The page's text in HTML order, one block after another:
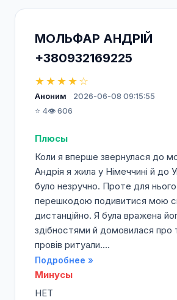
МОЛЬФАР АНДРІЙ
+380932169225
★★★★☆
Аноним
2026-06-08 09:15:55
⭐ 4👁️ 606
Плюсы
Коли я вперше звернулася до
Андрія я жила у Німеччині й до
було незручно. Проте для
перешкодою подивитися мою
дистанційно. Я була вражена
здібностями й домовилася про
провів ритуали....
Подробнее »
Минусы
НЕТ